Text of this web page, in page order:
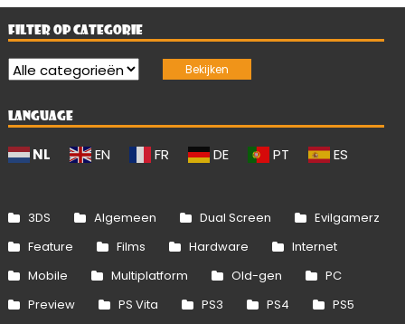
FILTER OP CATEGORIE
LANGUAGE
NL EN FR DE PT ES
3DS Algemeen Dual Screen
Evilgamerz
Feature
Films Hardware
Internet
Mobile
Multiplatform Old-gen
PC
Preview
PS Vita PS3 PS4 PS5